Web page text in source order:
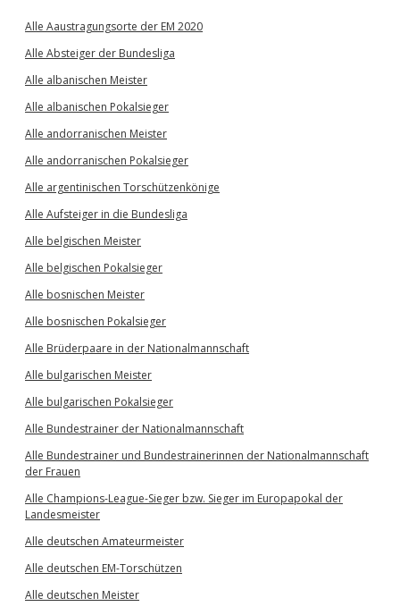
Alle Aaustragungsorte der EM 2020
Alle Absteiger der Bundesliga
Alle albanischen Meister
Alle albanischen Pokalsieger
Alle andorranischen Meister
Alle andorranischen Pokalsieger
Alle argentinischen Torschützenkönige
Alle Aufsteiger in die Bundesliga
Alle belgischen Meister
Alle belgischen Pokalsieger
Alle bosnischen Meister
Alle bosnischen Pokalsieger
Alle Brüderpaare in der Nationalmannschaft
Alle bulgarischen Meister
Alle bulgarischen Pokalsieger
Alle Bundestrainer der Nationalmannschaft
Alle Bundestrainer und Bundestrainerinnen der Nationalmannschaft
der Frauen
Alle Champions-League-Sieger bzw. Sieger im Europapokal der
Landesmeister
Alle deutschen Amateurmeister
Alle deutschen EM-Torschützen
Alle deutschen Meister